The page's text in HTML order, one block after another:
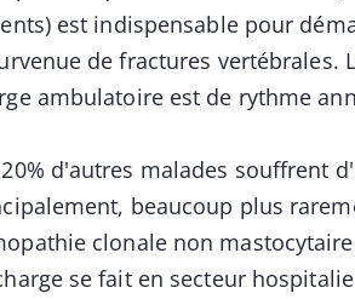
est indispensable pour
de fractures vertébrales.
ambulatoire est de rythme
20% d'autres malades souffrent
beaucoup plus
clonale non
se fait en secteur